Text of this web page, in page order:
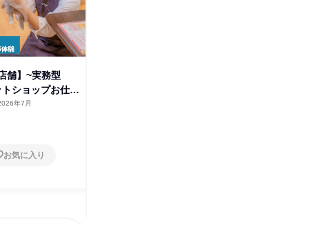
舗】~実務型
ショップお仕事
年7月
お気に入り